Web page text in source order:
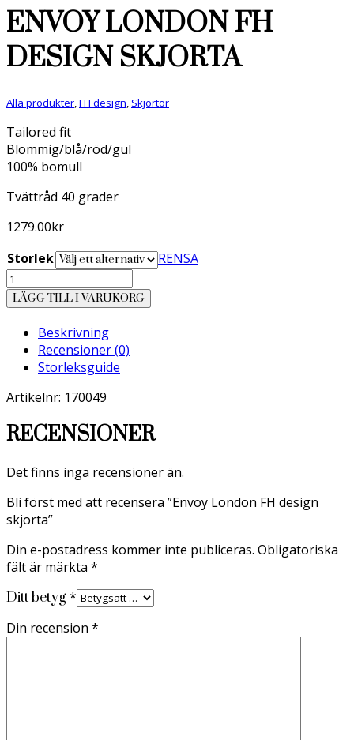
ENVOY LONDON FH
DESIGN SKJORTA
Alla produkter,FH design,Skjortor
Tailored fit
Blommig/blå/röd/gul
100% bomull
Tvättråd 40 grader
1279.00kr
Storlek
RENSA
Envoy
London
FH
design
skjorta
mängd
LÄGG TILL I VARUKORG
Beskrivning
Recensioner (0)
Storleksguide
Artikelnr: 170049
RECENSIONER
Det finns inga recensioner än.
Bli först med att recensera ”Envoy London FH design
skjorta”
Din e-postadress kommer inte publiceras. Obligatoriska
fält är märkta *
Ditt betyg*
Din recension *